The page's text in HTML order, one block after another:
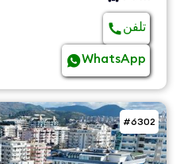
تلفن
WhatsApp
#6302